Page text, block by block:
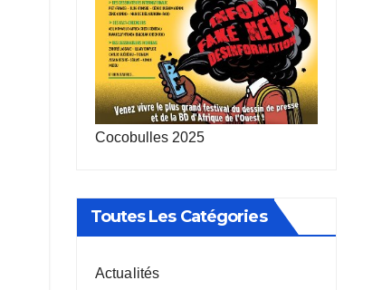
Cocobulles 2025
Toutes Les Catégories
Actualités